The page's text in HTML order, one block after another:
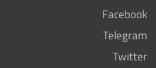
Facebook
Telegram
Twitter